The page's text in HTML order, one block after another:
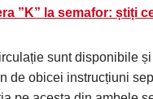
”K” la semafor: știți
sunt disponibile
de obicei instrucțiuni